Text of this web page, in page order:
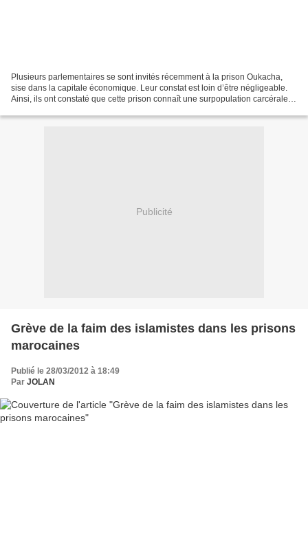
Plusieurs parlementaires se sont invités récemment à la prison Oukacha,
sise dans la capitale économique. Leur constat est loin d’être négligeable.
Ainsi, ils ont constaté que cette prison connaît une surpopulation carcérale
Publicité
Grève de la faim des islamistes dans les prisons
marocaines
Publié le 28/03/2012 à 18:49
Par JOLAN